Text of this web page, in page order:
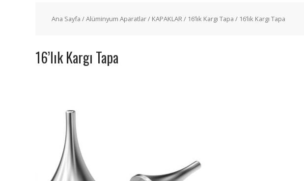
Ana Sayfa /Alüminyum Aparatlar/ KAPAKLAR/ 16’lık Kargı Tapa / 16’lık Kargı Tapa
16’lık Kargı Tapa